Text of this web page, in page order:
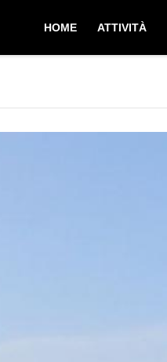
HOME ATTIVITÀ